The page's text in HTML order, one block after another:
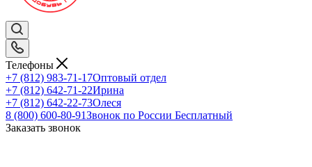
Телефоны
+7 (812) 983-71-17Оптовый отдел
+7 (812) 642-71-22Ирина
+7 (812) 642-22-73Олеся
8 (800) 600-80-91Звонок по России Бесплатный
Заказать звонок